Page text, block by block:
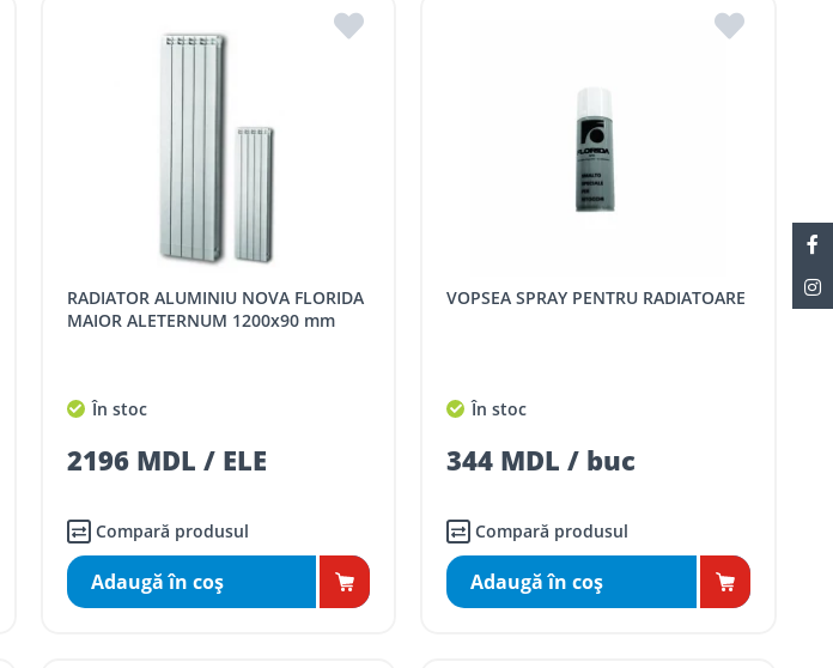
RADIATOR ALUMINIU NOVA FLORIDA
MAIOR ALETERNUM 1200x90 mm
În stoc
2196 MDL / ELE
Compară produsul
Adaugă în coş
VOPSEA SPRAY PENTRU RADIATOARE
În stoc
344 MDL / buc
Compară produsul
Adaugă în coş